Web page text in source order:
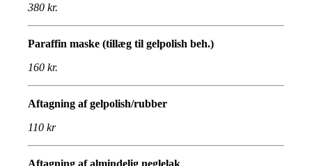
380 kr.
Paraffin maske (tillæg til gelpolish beh.)
160 kr.
Aftagning af gelpolish/rubber
110 kr
Aftagning af almindelig neglelak